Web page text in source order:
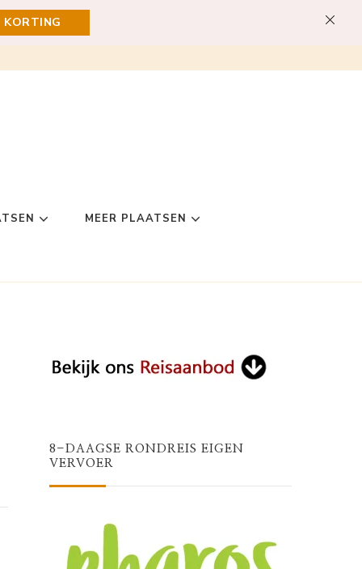
KORTING
MEER PLAATSEN
8-DAAGSE RONDREIS EIGEN
VERVOER